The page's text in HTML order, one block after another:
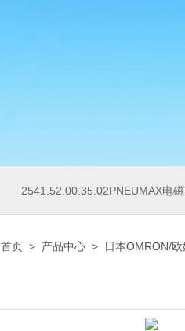
2541.52.00.35.02PNEUMAX电
首页 > 产品中心 > 日本OMRON/欧